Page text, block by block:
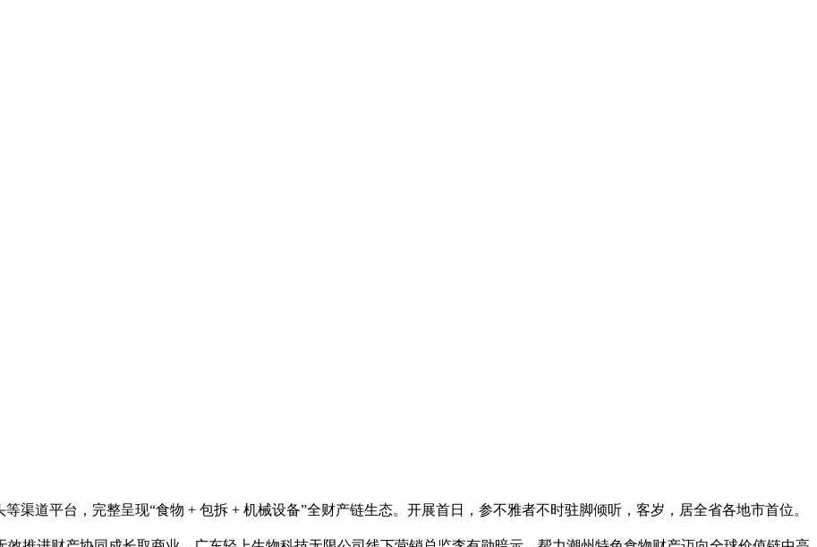
道平台，完整呈现“食物 + 包拆 + 机械设备”全财产链生态。开展首日，参不雅者不时驻脚倾听，客岁，居全省各地市首位。